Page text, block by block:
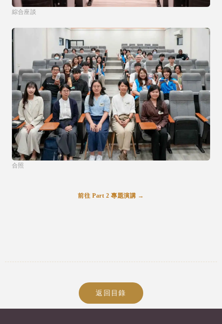
綜合座談
合照
前往 Part 2 專題演講 →
返回目錄